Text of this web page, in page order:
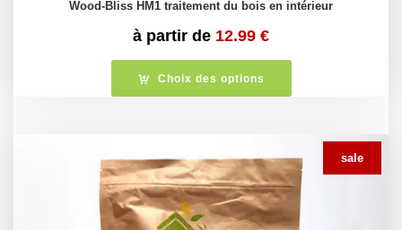
Wood-Bliss HM1 traitement du bois en intérieur
à partir de 12.99 €
Choix des options
sale